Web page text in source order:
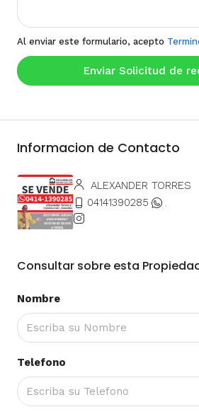
Al enviar este formulario, acepto
Enviar Solicitud de
Informacion de Contacto
ALEXANDER TORRES
04141390285
.
Consultar sobre esta
Nombre
Telefono